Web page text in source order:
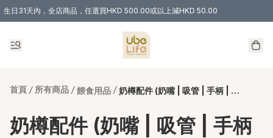
生日31天內，全店商品，任選買HKD 500.00或以上減HKD 50.00
購物滿 HKD 300.00即享免運費優惠！（適用於 特定的送貨方式 )
首頁 / 所有商品 / 餵食用品 / 奶樽配件 (奶嘴 | 吸管 | 手柄 | 奶樽蓋)
奶樽配件 (奶嘴 | 吸管 | 手柄